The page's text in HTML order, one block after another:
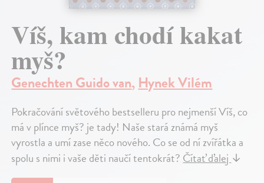
Víš, kam chodí kakat
myš?
Genechten Guido van,Hynek Vilém
Pokračování světového bestselleru pro nejmenší Víš, co
má v plínce myš? je tady! Naše stará známá myš
vyrostla a umí zase něco nového. Co se od ní zvířátka a
spolu s nimi i vaše děti naučí tentokrát?Čítať ďalej↓